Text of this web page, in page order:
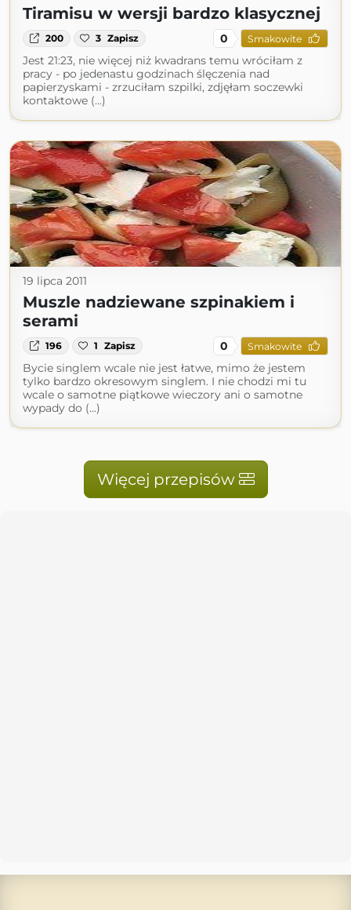
Tiramisu w wersji bardzo klasycznej
200 3 Zapisz 0 Smakowite
Jest 21:23, nie więcej niż kwadrans temu wróciłam z
pracy - po jedenastu godzinach ślęczenia nad
papierzyskami - zrzuciłam szpilki, zdjęłam soczewki
kontaktowe (...)
19 lipca 2011
Muszle nadziewane szpinakiem i
serami
196 1 Zapisz 0 Smakowite
Bycie singlem wcale nie jest łatwe, mimo że jestem
tylko bardzo okresowym singlem. I nie chodzi mi tu
wcale o samotne piątkowe wieczory ani o samotne
wypady do (...)
Więcej przepisów